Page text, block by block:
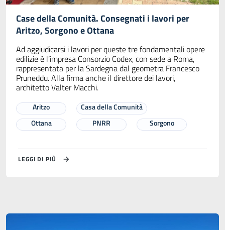
Case della Comunità. Consegnati i lavori per
Aritzo, Sorgono e Ottana
Ad aggiudicarsi i lavori per queste tre fondamentali opere
edilizie è l’impresa Consorzio Codex, con sede a Roma,
rappresentata per la Sardegna dal geometra Francesco
Pruneddu. Alla firma anche il direttore dei lavori,
architetto Valter Macchi.
Aritzo
Casa della Comunità
Ottana
PNRR Sorgono
LEGGI DI PIÙ